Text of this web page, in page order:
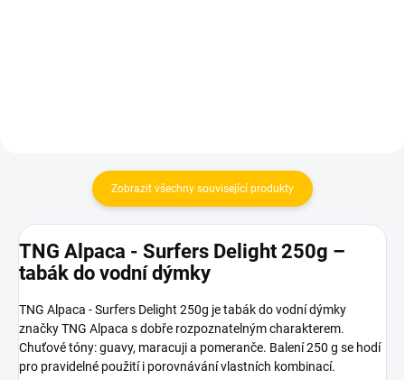
Zobrazit všechny související produkty
TNG Alpaca - Surfers Delight 250g –
tabák do vodní dýmky
TNG Alpaca - Surfers Delight 250g je tabák do vodní dýmky
značky TNG Alpaca s dobře rozpoznatelným charakterem.
Chuťové tóny: guavy, maracuji a pomeranče. Balení 250 g se hodí
pro pravidelné použití i porovnávání vlastních kombinací.